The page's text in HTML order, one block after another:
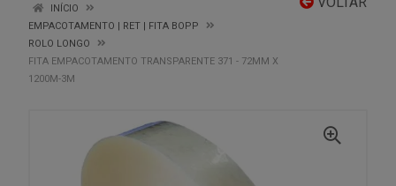
INÍCIO
EMPACOTAMENTO | RET | FITA BOPP
ROLO LONGO
FITA EMPACOTAMENTO TRANSPARENTE 371 - 72MM X
1200M-3M